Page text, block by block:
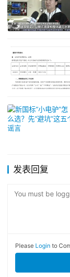
发表回复
You must be
Please Login to